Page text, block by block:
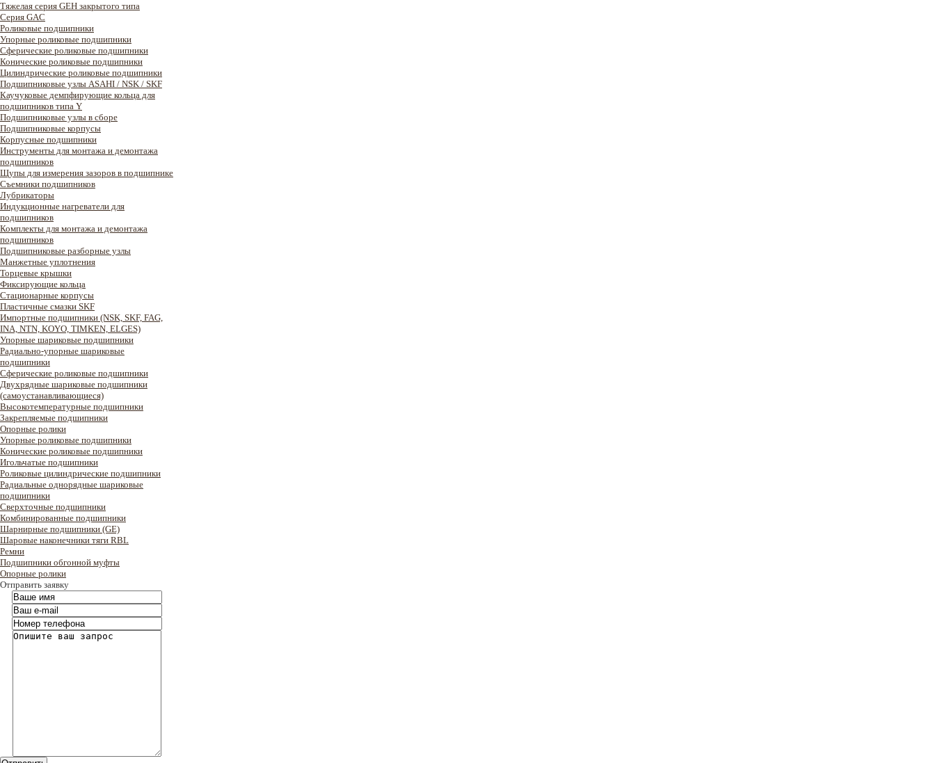
Тяжелая серия GEH закрытого типа
Серия GAC
Роликовые подшипники
Упорные роликовые подшипники
Сферические роликовые подшипники
Конические роликовые подшипники
Цилиндрические роликовые подшипники
Подшипниковые узлы ASAHI / NSK / SKF
Каучуковые демпфирующие кольца для
подшипников типа Y
Подшипниковые узлы в сборе
Подшипниковые корпусы
Корпусные подшипники
Инструменты для монтажа и демонтажа
подшипников
Щупы для измерения зазоров в подшипнике
Съемники подшипников
Лубрикаторы
Индукционные нагреватели для
подшипников
Комплекты для монтажа и демонтажа
подшипников
Подшипниковые разборные узлы
Манжетные уплотнения
Торцевые крышки
Фиксирующие кольца
Стационарные корпусы
Пластичные смазки SKF
Импортные подшипники (NSK, SKF, FAG,
INA, NTN, KOYO, TIMKEN, ELGES)
Упорные шариковые подшипники
Радиально-упорные шариковые
подшипники
Сферические роликовые подшипники
Двухрядные шариковые подшипники
(самоустанавливающиеся)
Высокотемпературные подшипники
Закрепляемые подшипники
Опорные ролики
Упорные роликовые подшипники
Конические роликовые подшипники
Игольчатые подшипники
Роликовые цилиндрические подшипники
Радиальные однорядные шариковые
подшипники
Сверхточные подшипники
Комбинированные подшипники
Шарнирные подшипники (GE)
Шаровые наконечники тяги RBL
Ремни
Подшипники обгонной муфты
Опорные ролики
Отправить заявку